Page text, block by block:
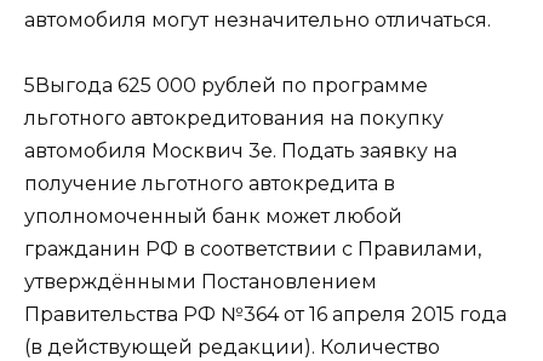
автомобиля могут незначительно отличаться.
5Выгода 625 000 рублей по программе
льготного автокредитования на покупку
автомобиля Москвич 3е. Подать заявку на
получение льготного автокредита в
уполномоченный банк может любой
гражданин РФ в соответствии с Правилами,
утверждёнными Постановлением
Правительства РФ №364 от 16 апреля 2015 года
(в действующей редакции). Количество